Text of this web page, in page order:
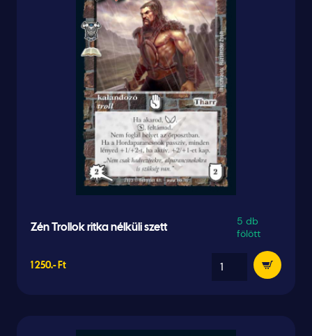
Zén Trollok ritka nélküli szett
5 db
fölött
1 250.- Ft